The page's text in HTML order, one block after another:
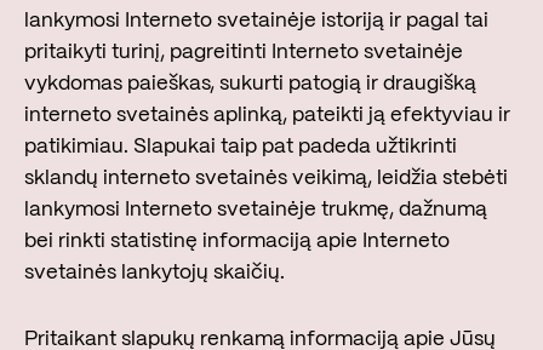
lankymosi Interneto svetainėje istoriją ir pagal tai
pritaikyti turinį, pagreitinti Interneto svetainėje
vykdomas paieškas, sukurti patogią ir draugišką
interneto svetainės aplinką, pateikti ją efektyviau ir
patikimiau. Slapukai taip pat padeda užtikrinti
sklandų interneto svetainės veikimą, leidžia stebėti
lankymosi Interneto svetainėje trukmę, dažnumą
bei rinkti statistinę informaciją apie Interneto
svetainės lankytojų skaičių.
Pritaikant slapukų renkamą informaciją apie Jūsų